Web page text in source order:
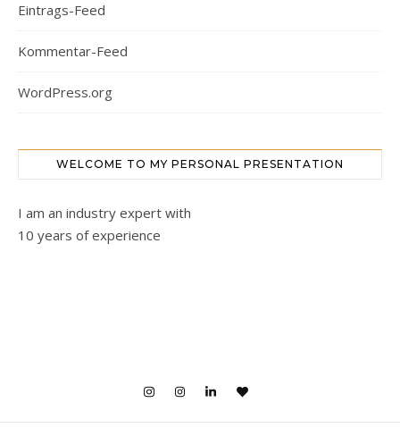
Eintrags-Feed
Kommentar-Feed
WordPress.org
WELCOME TO MY PERSONAL PRESENTATION
I am an industry expert with
10 years of experience